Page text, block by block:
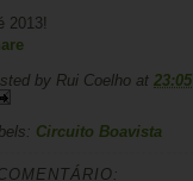
2013!
by Rui Coelho at 23:05
Circuito Boavista